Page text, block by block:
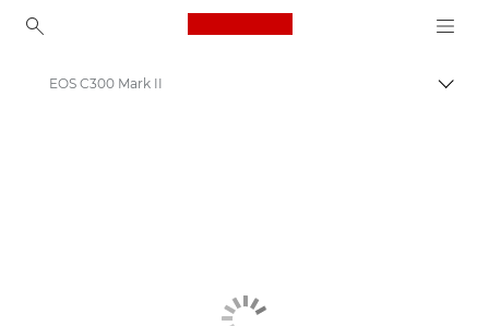
Canon Logo, back to
EOS C300 Mark II